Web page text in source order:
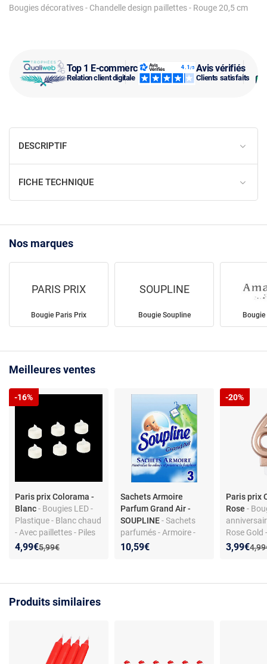
Top 1 E-commerce
Relation client digitale
Avis vérifiés
Clients satisfaits
Bougies décoratives - Chandelle design paillettes - Rouge 20,5 cm
DESCRIPTIF
FICHE TECHNIQUE
Nos marques
PARIS PRIX
Bougie Paris Prix
SOUPLINE
Bougie Soupline Bougie
Meilleures ventes
Paris prix Colorama -
Blanc- Bougies LED -
Plastique - Blanc chaud
- Avec paillettes - Piles
CR2032 incluses
Ancien prix :
5,99€
Nouveau prix :
4,99€
Réduction de :
-16%
Sachets Armoire
Parfum Grand Air -
SOUPLINE- Sachets
parfumés - Armoire -
Grand Air - Parfum frais
10,59€
Paris prix
Rose-
Rose Gold
hauteur
Nouveau
3,99€
-20%
Produits similaires